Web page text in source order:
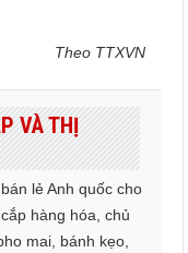
Theo TTXVN
VÀ THỊ
lẻ Anh quốc cho
hàng hóa, chủ
mai, bánh kẹo,